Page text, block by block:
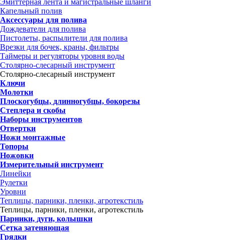
Эмиттерная лента и магистральные шланги
Капельный полив
Аксессуары для полива
Дождеватели для полива
Пистолеты, распылители для полива
Врезки для бочек, краны, фильтры
Таймеры и регуляторы уровня воды
Столярно-слесарный инструмент
Столярно-слесарный инструмент
Ключи
Молотки
Плоскогубцы, длинногубцы, бокорезы
Степлера и скобы
Наборы инструментов
Отвертки
Ножи монтажные
Топоры
Ножовки
Измерительный инструмент
Линейки
Рулетки
Уровни
Теплицы, парники, пленки, агротекстиль
Теплицы, парники, пленки, агротекстиль
Парники, дуги, колышки
Сетка затеняющая
Грядки